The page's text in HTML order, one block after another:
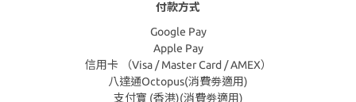
付款方式
Google Pay
Apple Pay
信用卡 （Visa / Master Card / AMEX）
八達通Octopus(消費劵適用)
支付寶 (香港)(消費劵適用)